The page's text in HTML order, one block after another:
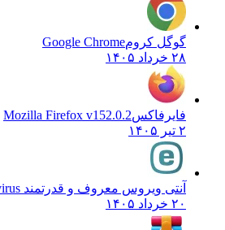
گوگل کروم Google Chrome
فایرفاکس Mozilla Firefox v152.0.2
آنتی ویروس معروف و قدرتمند NOD32Antivirus